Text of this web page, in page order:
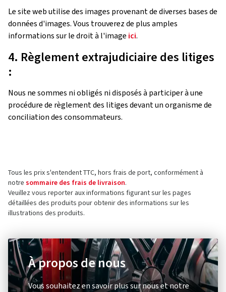
Le site web utilise des images provenant de diverses bases de
données d'images. Vous trouverez de plus amples
informations sur le droit à l'image ici.
4. Règlement extrajudiciaire des litiges
:
Nous ne sommes ni obligés ni disposés à participer à une
procédure de règlement des litiges devant un organisme de
conciliation des consommateurs.
Tous les prix s'entendent TTC, hors frais de port, conformément à
notre sommaire des frais de livraison.
Veuillez vous reporter aux informations figurant sur les pages
détaillées des produits pour obtenir des informations sur les
illustrations des produits.
À propos de nous
Vous souhaitez en savoir plus sur nous et notre